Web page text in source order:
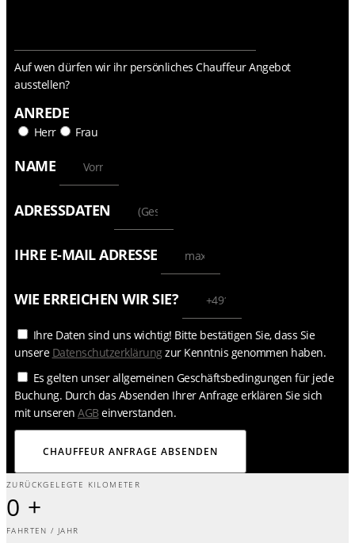
Auf wen dürfen wir ihr persönliches Chauffeur Angebot
ausstellen?
ANREDE
Herr Frau
NAME
ADRESSDATEN
IHRE E-MAIL ADRESSE
WIE ERREICHEN WIR SIE?
Ihre Daten sind uns wichtig! Bitte bestätigen Sie, dass Sie
unsere Datenschutzerklärungzur Kenntnis genommen haben.
Es gelten unser allgemeinen Geschäftsbedingungen für jede
Buchung. Durch das Absenden Ihrer Anfrage erklären Sie sich
mit unseren AGB einverstanden.
CHAUFFEUR ANFRAGE ABSENDEN
ZURÜCKGELEGTE KILOMETER
0 +
FAHRTEN / JAHR